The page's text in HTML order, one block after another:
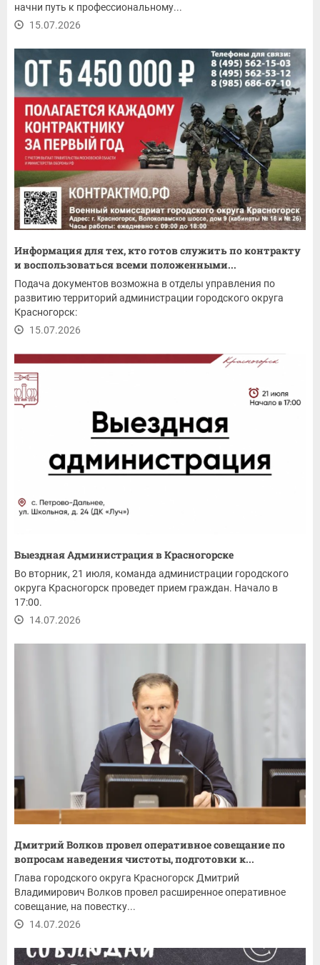
начни путь к профессиональному...
15.07.2026
Информация для тех, кто готов служить по контракту
и воспользоваться всеми положенными...
Подача документов возможна в отделы управления по
развитию территорий администрации городского округа
Красногорск:
15.07.2026
Выездная Администрация в Красногорске
Во вторник, 21 июля, команда администрации городского
округа Красногорск проведет прием граждан. Начало в
17:00.
14.07.2026
Дмитрий Волков провел оперативное совещание по
вопросам наведения чистоты, подготовки к...
Глава городского округа Красногорск Дмитрий
Владимирович Волков провел расширенное оперативное
совещание, на повестку...
14.07.2026